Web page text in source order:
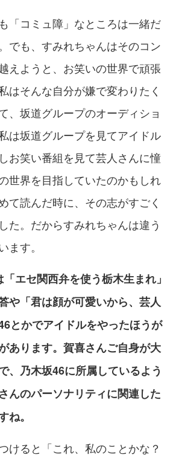
「コミュ障」なところは一緒だ
でも、すみれちゃんはそのコン
えようと、お笑いの世界で頑張
はそんな自分が嫌で変わりたく
、坂道グループのオーディショ
は坂道グループを見てアイドル
お笑い番組を見て芸人さんに憧
世界を目指していたのかもしれ
て読んだ時に、その志がすごく
た。だからすみれちゃんは違う
ます。
エセ関西弁を使う栃木生まれ」
や「君は顔が可愛いから、芸人
とかでアイドルをやったほうが
あります。賀喜さんご自身が大
、乃木坂46に所属しているよう
んのパーソナリティに関連した
ね。
けると「これ、私のことかな？